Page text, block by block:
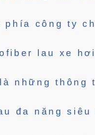
phía công ty
lau xe
những thông
đa năng siêu